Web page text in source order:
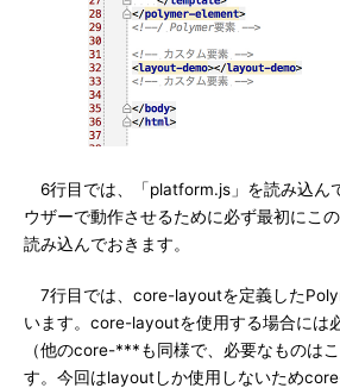
6行目では、「platform.js」を読み込ん
ウザーで動作させるために必ず最初にこ
読み込んでおきます。
7行目では、core-layoutを定義した
います。core-layoutを使用する場合には
（他のcore-***も同様で、必要なものは
す。今回はlayoutしか使用しないため